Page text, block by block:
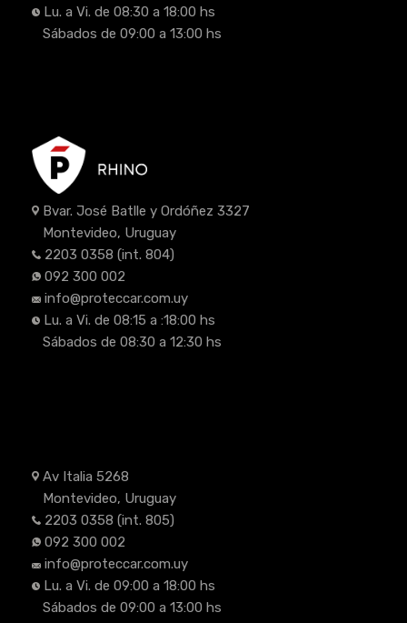
Lu. a Vi. de 08:30 a 18:00 hs
Sábados de 09:00 a 13:00 hs
Bvar. José Batlle y Ordóñez 3327
Montevideo, Uruguay
2203 0358 (int. 804)
092 300 002
info@proteccar.com.uy
Lu. a Vi. de 08:15 a :18:00 hs
Sábados de 08:30 a 12:30 hs
Av Italia 5268
Montevideo, Uruguay
2203 0358 (int. 805)
092 300 002
info@proteccar.com.uy
Lu. a Vi. de 09:00 a 18:00 hs
Sábados de 09:00 a 13:00 hs